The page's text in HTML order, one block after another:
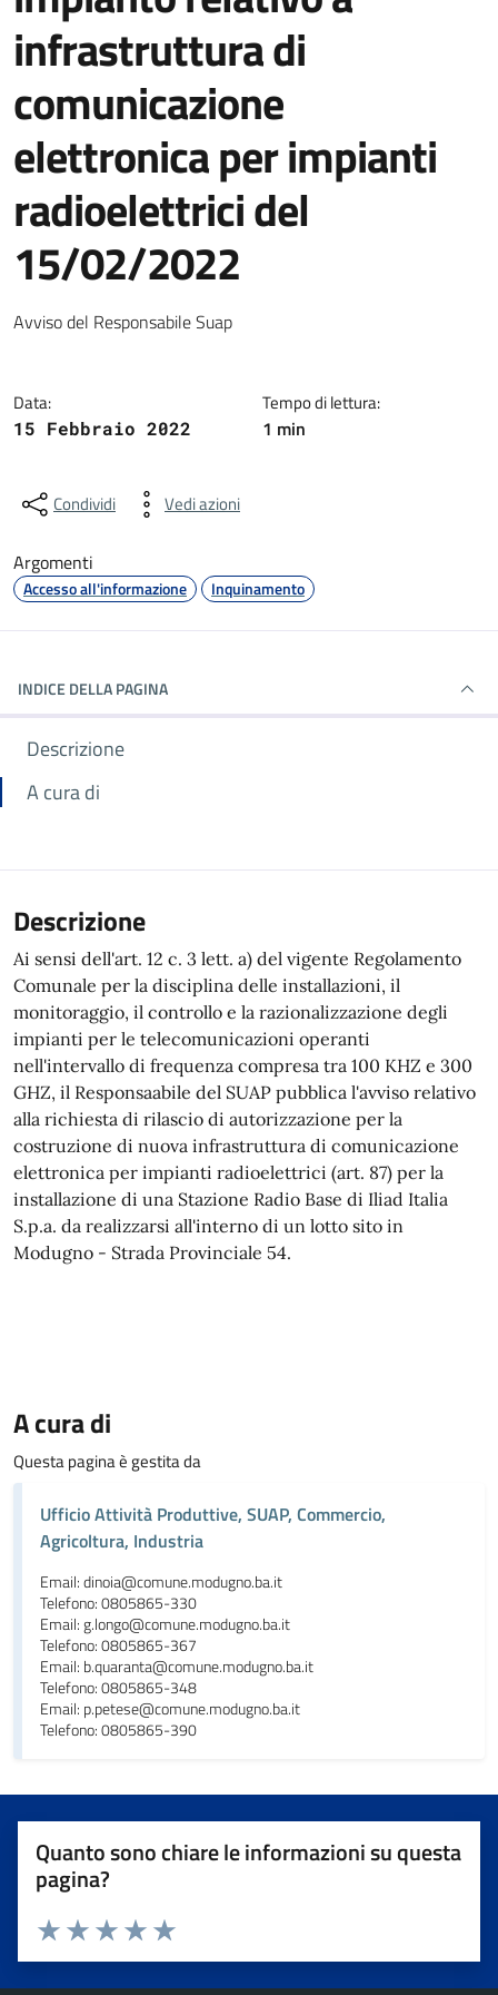
infrastruttura di
comunicazione
elettronica per impianti
radioelettrici del
15/02/2022
Dettagli della notizia
Avviso del Responsabile Suap
Data:
15 Febbraio 2022
Tempo di lettura:
1 min
Condividi Vedi azioni
Argomenti
Accesso all'informazione Inquinamento
INDICE DELLA PAGINA
Descrizione
A cura di
Descrizione
Ai sensi dell'art. 12 c. 3 lett. a) del vigente Regolamento
Comunale per la disciplina delle installazioni, il
monitoraggio, il controllo e la razionalizzazione degli
impianti per le telecomunicazioni operanti
nell'intervallo di frequenza compresa tra 100 KHZ e 300
GHZ, il Responsaabile del SUAP pubblica l'avviso relativo
alla richiesta di rilascio di autorizzazione per la
costruzione di nuova infrastruttura di comunicazione
elettronica per impianti radioelettrici (art. 87) per la
installazione di una Stazione Radio Base di Iliad Italia
S.p.a. da realizzarsi all'interno di un lotto sito in
Modugno - Strada Provinciale 54.
A cura di
Questa pagina è gestita da
Ufficio Attività Produttive, SUAP, Commercio,
Agricoltura, Industria
Email: dinoia@comune.modugno.ba.it
Telefono: 0805865-330
Email: g.longo@comune.modugno.ba.it
Telefono: 0805865-367
Email: b.quaranta@comune.modugno.ba.it
Telefono: 0805865-348
Email: p.petese@comune.modugno.ba.it
Telefono: 0805865-390
Quanto sono chiare le informazioni su questa
pagina?
Valuta da 1 a 5 stelle la pagina
Valuta 5 stelle su 5
Valuta 4 stelle su 5
Valuta 3 stelle su 5
Valuta 2 stelle su 5
Valuta 1 stelle su 5